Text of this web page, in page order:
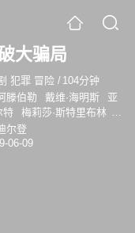
大骗局
犯罪 冒险 / 104分钟
滕伯勒 戴维·海明斯
亚
特
梅莉莎·斯特里布林
卡尔文·洛克哈特
大卫·洛奇
尔登
06-09